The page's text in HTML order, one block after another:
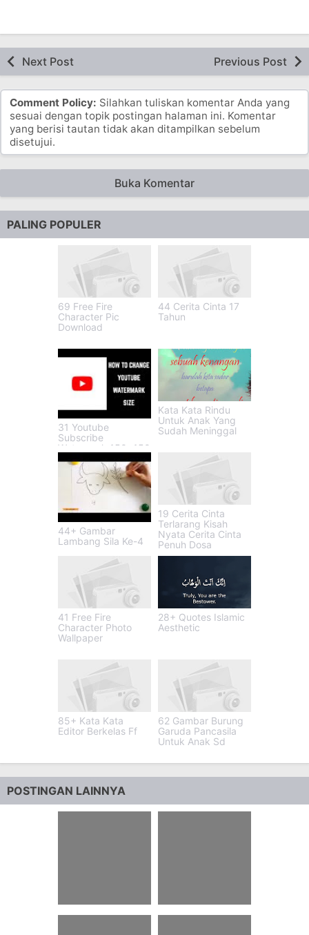
Next Post Previous Post
Comment Policy: Silahkan tuliskan komentar Anda yang
sesuai dengan topik postingan halaman ini. Komentar
yang berisi tautan tidak akan ditampilkan sebelum
disetujui.
Buka Komentar
PALING POPULER
69 Free Fire
Character Pic
Download
44 Cerita Cinta 17
Tahun
31 Youtube
Subscribe
Watermark 150x150
Kata Kata Rindu
Untuk Anak Yang
Sudah Meninggal
44+ Gambar
Lambang Sila Ke-4
19 Cerita Cinta
Terlarang Kisah
Nyata Cerita Cinta
Penuh Dosa
41 Free Fire
Character Photo
Wallpaper
28+ Quotes Islamic
Aesthetic
85+ Kata Kata
Editor Berkelas Ff
62 Gambar Burung
Garuda Pancasila
Untuk Anak Sd
POSTINGAN LAINNYA
91 Puisi Cinta
89 Kata Kata Sunda